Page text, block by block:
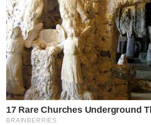
17 Rare Churches Underground
BRAINBERRIES